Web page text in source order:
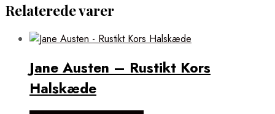
Relaterede varer
Jane Austen – Rustikt Kors
Halskæde